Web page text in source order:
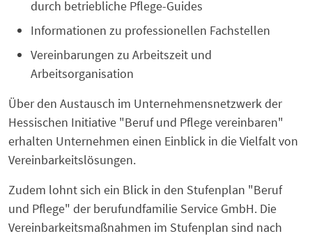
durch betriebliche Pflege-Guides
Informationen zu professionellen Fachstellen
Vereinbarungen zu Arbeitszeit und
Arbeitsorganisation
Über den Austausch im Unternehmensnetzwerk der
Hessischen Initiative "Beruf und Pflege vereinbaren"
erhalten Unternehmen einen Einblick in die Vielfalt von
Vereinbarkeitslösungen.
Zudem lohnt sich ein Blick in den Stufenplan "Beruf
und Pflege" der berufundfamilie Service GmbH. Die
Vereinbarkeitsmaßnahmen im Stufenplan sind nach